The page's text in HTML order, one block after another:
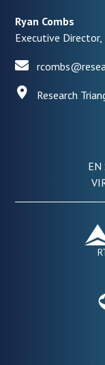
Ryan Combs
Executive Director,
Research
EN